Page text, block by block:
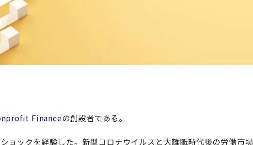
Financeの創設者である。
ョックを経験した。新型コロナウイルスと大離職時代後の労働市場